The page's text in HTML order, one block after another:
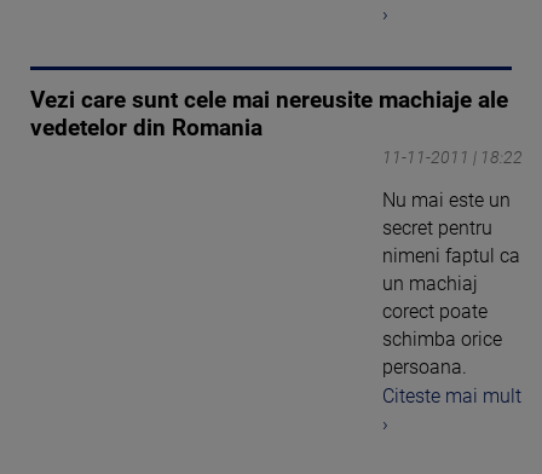
›
Vezi care sunt cele mai nereusite machiaje ale
vedetelor din Romania
11-11-2011 | 18:22
Nu mai este un
secret pentru
nimeni faptul ca
un machiaj
corect poate
schimba orice
persoana.
Citeste mai mult
›